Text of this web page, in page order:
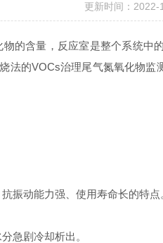
更新时间：
的含量，反应室是整个系统
的VOCs治理尾气氮氧化物
动能力强、使用寿命长的特点
急剧冷却析出。